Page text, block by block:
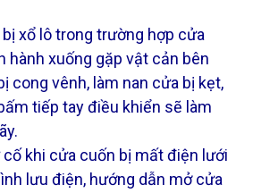
xổ lô trong trường hợp cửa
hành xuống gặp vật cản bên
cong vênh, làm nan cửa bị kẹt,
tiếp tay điều khiển sẽ làm
khi cửa cuốn bị mất điện lưới
lưu điện, hướng dẫn mở cửa